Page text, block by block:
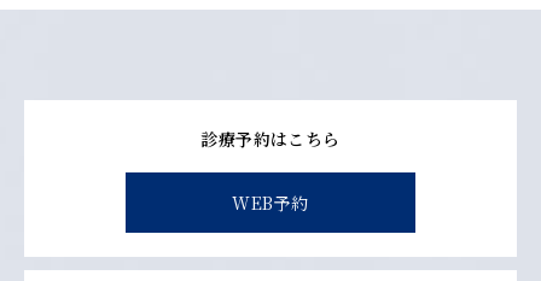
診療予約はこちら
WEB予約